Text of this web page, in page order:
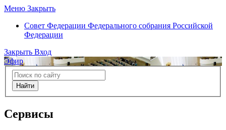
Меню Закрыть
Совет Федерации Федерального собрания Российской
Федерации
Закрыть Вход
Эфир
Найти
Сервисы